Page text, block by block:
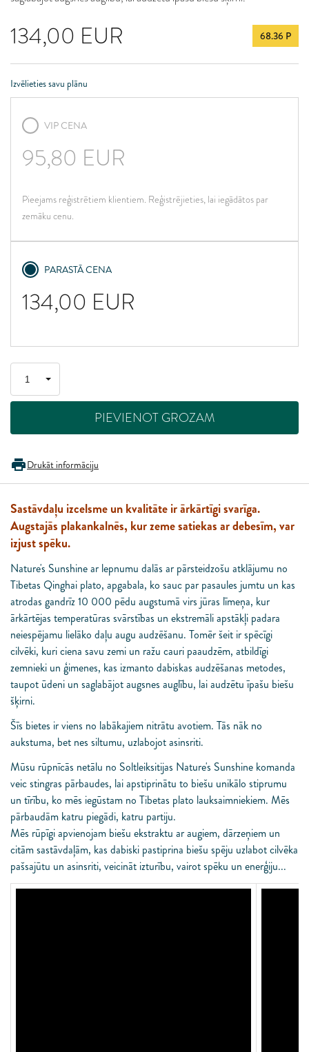
134,00 EUR 68.36 P
Izvēlieties savu plānu
VIP CENA
95,80 EUR
Pieejams reģistrētiem klientiem. Reģistrējieties, lai iegādātos par
zemāku cenu.
PARASTĀ CENA
134,00 EUR
PIEVIENOT GROZAM
Drukāt informāciju
Sastāvdaļu izcelsme un kvalitāte ir ārkārtīgi svarīga.
Augstajās plakankalnēs, kur zeme satiekas ar debesīm, var
izjust spēku.
Nature's Sunshine ar lepnumu dalās ar pārsteidzošu atklājumu no
Tibetas Qinghai plato, apgabala, ko sauc par pasaules jumtu un kas
atrodas gandrīz 10 000 pēdu augstumā virs jūras līmeņa, kur
ārkārtējas temperatūras svārstības un ekstremāli apstākļi padara
neiespējamu lielāko daļu augu audzēšanu. Tomēr šeit ir spēcīgi
cilvēki, kuri ciena savu zemi un ražu cauri paaudzēm, atbildīgi
zemnieki un ģimenes, kas izmanto dabiskas audzēšanas metodes,
taupot ūdeni un saglabājot augsnes auglību, lai audzētu īpašu biešu
šķirni.
Šīs bietes ir viens no labākajiem nitrātu avotiem. Tās nāk no
aukstuma, bet nes siltumu, uzlabojot asinsriti.
Mūsu rūpnīcās netālu no Soltleiksitijas Nature's Sunshine komanda
veic stingras pārbaudes, lai apstiprinātu to biešu unikālo stiprumu
un tīrību, ko mēs iegūstam no Tibetas plato lauksaimniekiem. Mēs
pārbaudām katru piegādi, katru partiju.
Mēs rūpīgi apvienojam biešu ekstraktu ar augiem, dārzeņiem un
citām sastāvdaļām, kas dabiski pastiprina biešu spēju uzlabot cilvēka
pašsajūtu un asinsriti, veicināt izturību, vairot spēku un enerģiju...